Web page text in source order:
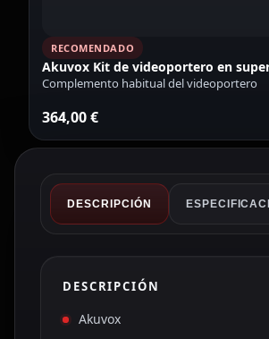
RECOMENDADO
Akuvox Kit de videoportero en
Complemento habitual del videoportero
364,00€
DESCRIPCIÓN
DESCRIPCIÓN
Akuvox